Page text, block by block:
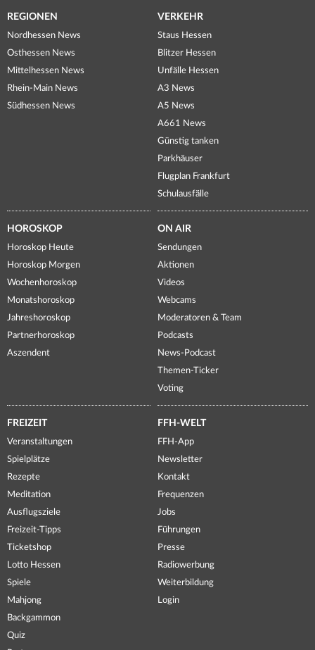
REGIONEN
Nordhessen News
Osthessen News
Mittelhessen News
Rhein-Main News
Südhessen News
VERKEHR
Staus Hessen
Blitzer Hessen
Unfälle Hessen
A3 News
A5 News
A661 News
Günstig tanken
Parkhäuser
Flugplan Frankfurt
Schulausfälle
HOROSKOP
Horoskop Heute
Horoskop Morgen
Wochenhoroskop
Monatshoroskop
Jahreshoroskop
Partnerhoroskop
Aszendent
ON AIR
Sendungen
Aktionen
Videos
Webcams
Moderatoren & Team
Podcasts
News-Podcast
Themen-Ticker
Voting
FREIZEIT
Veranstaltungen
Spielplätze
Rezepte
Meditation
Ausflugsziele
Freizeit-Tipps
Ticketshop
Lotto Hessen
Spiele
Mahjong
Backgammon
Quiz
FFH-WELT
FFH-App
Newsletter
Kontakt
Frequenzen
Jobs
Führungen
Presse
Radiowerbung
Weiterbildung
Login